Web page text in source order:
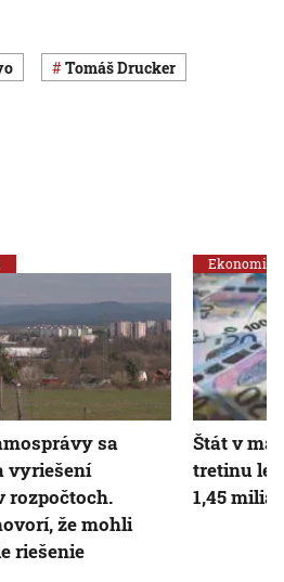
Tomáš Drucker
sa
vyriešení
rozpočtoch.
že mohli
riešenie
Ekonomika
Štát v
tretinu
1,45